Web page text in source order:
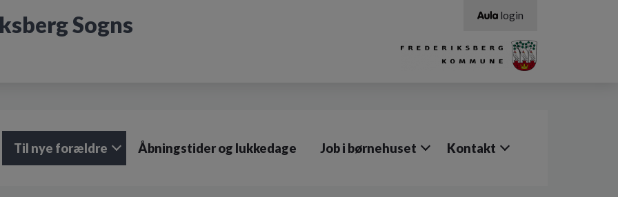
Sogns
login
Til nye forældre Åbningstider og lukkedage Job i børnehuset Kontakt